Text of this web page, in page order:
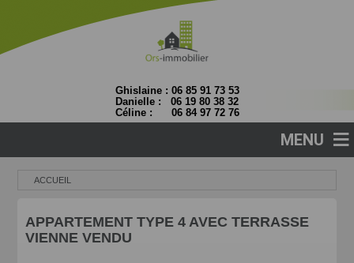
Ghislaine : 06 85 91 73 53
Danielle : 06 19 80 38 32
Céline : 06 84 97 72 76
MENU ≡
ACCUEIL
APPARTEMENT TYPE 4 AVEC TERRASSE
VIENNE VENDU